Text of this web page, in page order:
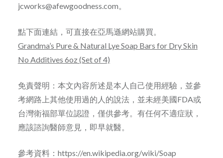
jcworks@afewgoodness.com。
點下面連結，可直接在亞馬遜網站購買。
Grandma’s Pure & Natural Lye Soap Bars for Dry Skin
No Additives 6oz (Set of 4)
免責聲明：本文內容所述是本人自己使用經驗，並參
考網路上其他使用過的人的說法，並未經美國FDA或
台灣衛福部單位認證，僅供參考。有任何不適症狀，
應該諮詢醫師意見，即早就醫。
參考資料：https://en.wikipedia.org/wiki/Soap